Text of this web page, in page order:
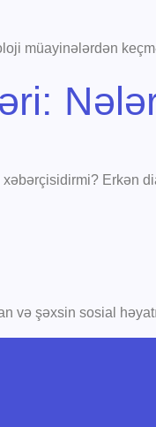
müayinələrdən
Erkən
və şəxsin sosial